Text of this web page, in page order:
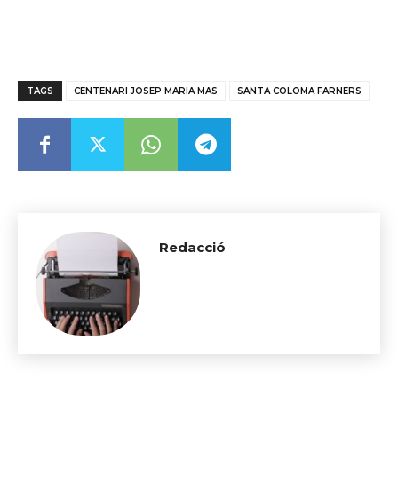
TAGS CENTENARI JOSEP MARIA MAS SANTA COLOMA FARNERS
Redacció